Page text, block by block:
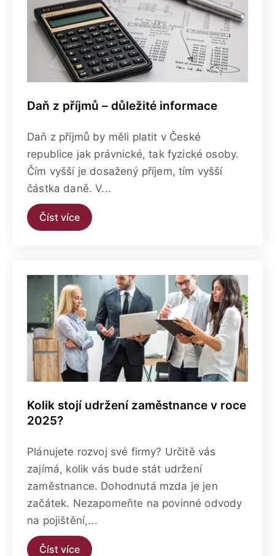
Daň z příjmů – důležité informace
Daň z příjmů by měli platit v České
republice jak právnické, tak fyzické osoby.
Čím vyšší je dosažený příjem, tím vyšší
částka daně. V...
Číst více
Kolik stojí udržení zaměstnance v roce
2025?
Plánujete rozvoj své firmy? Určitě vás
zajímá, kolik vás bude stát udržení
zaměstnance. Dohodnutá mzda je jen
začátek. Nezapomeňte na povinné odvody
na pojištění,...
Číst více